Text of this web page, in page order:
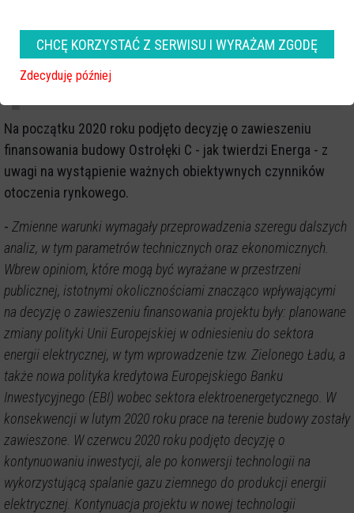
determinowały polski sektor energetyczny do dalszej
modernizacji i transformacji, a także wykorzystania gazu
ziemnego, jako paliwa przejściowego charakteryzującego
Na początku 2020 roku podjęto decyzję o zawieszeniu
finansowania budowy Ostrołęki C - jak twierdzi Energa - z
uwagi na wystąpienie ważnych obiektywnych czynników
otoczenia rynkowego.
- Zmienne warunki wymagały przeprowadzenia szeregu dalszych
analiz, w tym parametrów technicznych oraz ekonomicznych.
Wbrew opiniom, które mogą być wyrażane w przestrzeni
publicznej, istotnymi okolicznościami znacząco wpływającymi
na decyzję o zawieszeniu finansowania projektu były: planowane
zmiany polityki Unii Europejskiej w odniesieniu do sektora
energii elektrycznej, w tym wprowadzenie tzw. Zielonego Ładu, a
także nowa polityka kredytowa Europejskiego Banku
Inwestycyjnego (EBI) wobec sektora elektroenergetycznego. W
konsekwencji w lutym 2020 roku prace na terenie budowy zostały
zawieszone. W czerwcu 2020 roku podjęto decyzję o
kontynuowaniu inwestycji, ale po konwersji technologii na
wykorzystującą spalanie gazu ziemnego do produkcji energii
elektrycznej. Kontynuacja projektu w nowej technologii
CHCĘ KORZYSTAĆ Z SERWISU I WYRAŻAM ZGODĘ
Zdecyduję później